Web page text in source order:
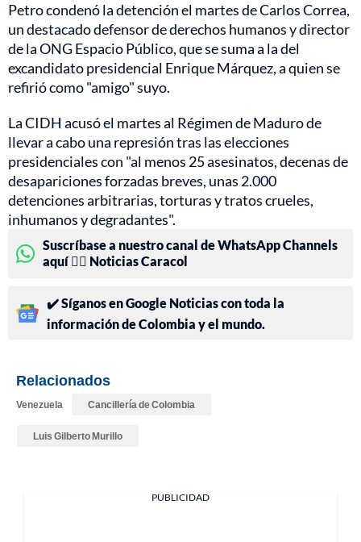
Petro condenó la detención el martes de Carlos Correa,
un destacado defensor de derechos humanos y director
de la ONG Espacio Público, que se suma a la del
excandidato presidencial Enrique Márquez, a quien se
refirió como "amigo" suyo.
La CIDH acusó el martes al Régimen de Maduro de
llevar a cabo una represión tras las elecciones
presidenciales con "al menos 25 asesinatos, decenas de
desapariciones forzadas breves, unas 2.000
detenciones arbitrarias, torturas y tratos crueles,
inhumanos y degradantes".
Suscríbase a nuestro canal de WhatsApp Channels
aquí 👉🏻 Noticias Caracol
✔️ Síganos en Google Noticias con toda la
información de Colombia y el mundo.
Relacionados
Venezuela Cancillería de Colombia
Luis Gilberto Murillo
PUBLICIDAD